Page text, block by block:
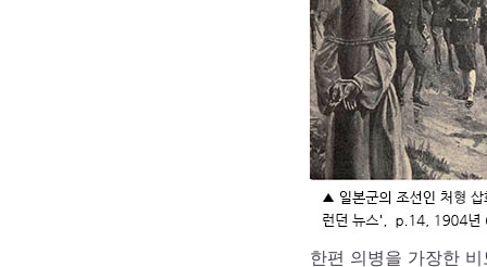
한편 의병을 가장한